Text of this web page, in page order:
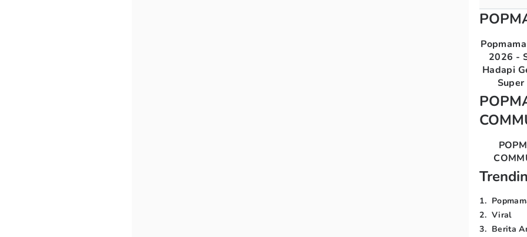
2026 -
Hadapi
1.
2. Viral
3. Berita